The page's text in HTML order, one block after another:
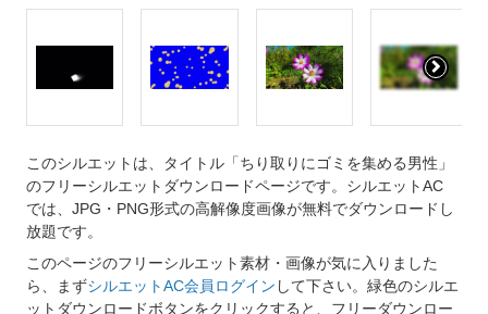
このシルエットは、タイトル「ちり取りにゴミを集める男性」
のフリーシルエットダウンロードページです。シルエットAC
では、JPG・PNG形式の高解像度画像が無料でダウンロードし
放題です。
このページのフリーシルエット素材・画像が気に入りました
ら、まずシルエットAC会員ログイン して下さい。緑色のシルエ
ットダウンロードボタンをクリックすると、フリーダウンロー